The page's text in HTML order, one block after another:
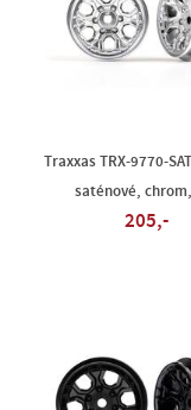
Traxxas TRX-9770-
saténové,
205,-